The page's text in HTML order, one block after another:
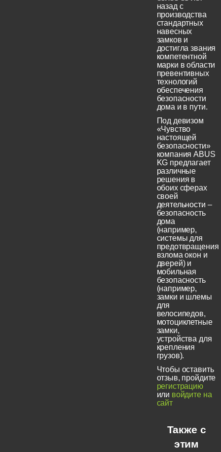
назад с
производства
стандартных
навесных
замков и
достигла звания
компетентной
марки в области
превентивных
технологий
обеспечения
безопасности
дома и в пути.
Под девизом
«Чувство
настоящей
безопасности»
компания ABUS
KG предлагает
различные
решения в
обоих сферах
своей
деятельности –
безопасность
дома
(например,
системы для
предотвращения
взлома окон и
дверей) и
мобильная
безопасность
(например,
замки и шлемы
для
велосипедов,
мотоциклетные
замки,
устройства для
крепления
грузов).
Чтобы оставить
отзыв, пройдите
регистрацию
или войдите на
сайт
Также с
этим